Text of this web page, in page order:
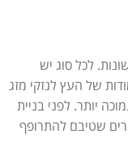
לכל סוג יש
של העץ לנזקי מזג
יותר. לפני בניית
שטיבם להתרופף